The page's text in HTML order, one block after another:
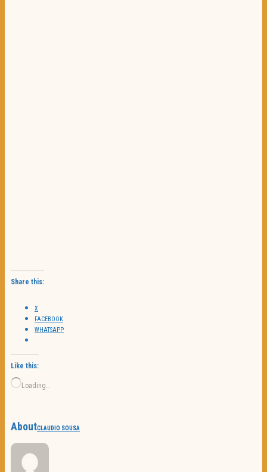
Share this:
X
FACEBOOK
WHATSAPP
Like this:
Loading…
AboutCLAUDIO SOUSA